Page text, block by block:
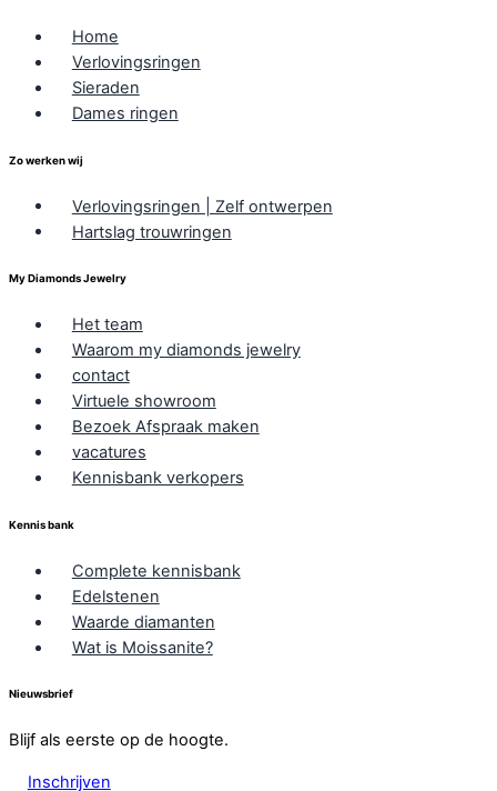
Home
Verlovingsringen
Sieraden
Dames ringen
Zo werken wij
Verlovingsringen | Zelf ontwerpen
Hartslag trouwringen
My Diamonds Jewelry
Het team
Waarom my diamonds jewelry
contact
Virtuele showroom
Bezoek Afspraak maken
vacatures
Kennisbank verkopers
Kennis bank
Complete kennisbank
Edelstenen
Waarde diamanten
Wat is Moissanite?
Nieuwsbrief
Blijf als eerste op de hoogte.
Inschrijven